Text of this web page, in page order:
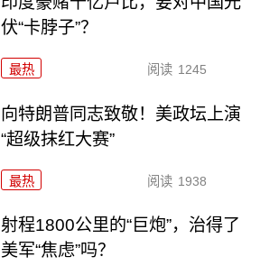
伏“卡脖子”？
最热 阅读 1245
向特朗普同志致敬！美政坛上演
“超级抹红大赛”
最热 阅读 1938
射程1800公里的“巨炮”，治得了
美军“焦虑”吗？